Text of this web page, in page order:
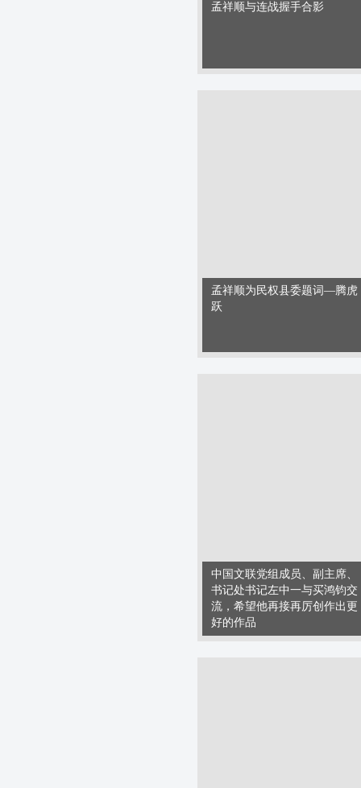
孟祥顺与连战握手合影
孟祥顺为民权县委题词—腾虎
跃
中国文联党组成员、副主席、
书记处书记左中一与买鸿钧交
流，希望他再接再厉创作出更
好的作品